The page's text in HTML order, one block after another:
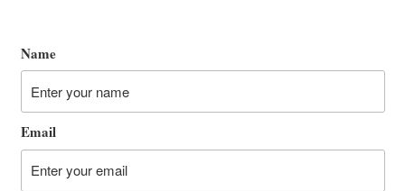
Name
Email